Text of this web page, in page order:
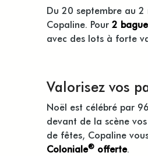
Du 20 septembre au
Copaline. Pour 2
avec des lots à forte
Valorisez vos
Noël est célébré par
devant de la scène
de fêtes, Copaline
Coloniale® offerte.